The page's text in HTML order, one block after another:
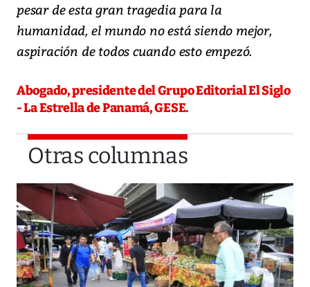
pesar de esta gran tragedia para la
humanidad, el mundo no está siendo mejor,
aspiración de todos cuando esto empezó.
Abogado, presidente del Grupo Editorial El Siglo
- La Estrella de Panamá, GESE.
Otras columnas